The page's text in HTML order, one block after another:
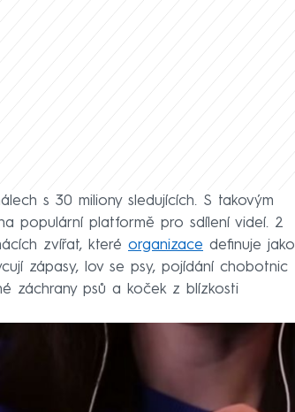
s 30 miliony sledujících. S takovým
populární platformě pro sdílení videí. 2
zvířat, které organizace definuje jako
zápasy, lov se psy, pojídání chobotnic
záchrany psů a koček z blízkosti